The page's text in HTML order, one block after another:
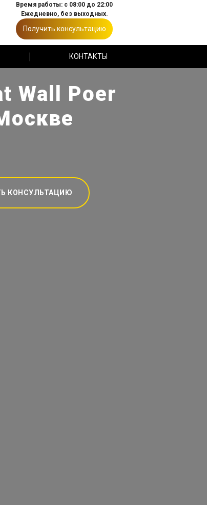
Время работы: с 08:00 до 22:00
Ежедневно, без выходных.
Получить консультацию
КОНТАКТЫ
Wall Poer
КОНСУЛЬТАЦИЮ